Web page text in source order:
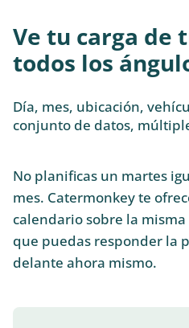
Ve tu carga de
todos los
Día, mes, ubicación,
conjunto de datos,
No planificas un martes
mes. Catermonkey te
calendario sobre la
que puedas responder la
delante ahora mismo.